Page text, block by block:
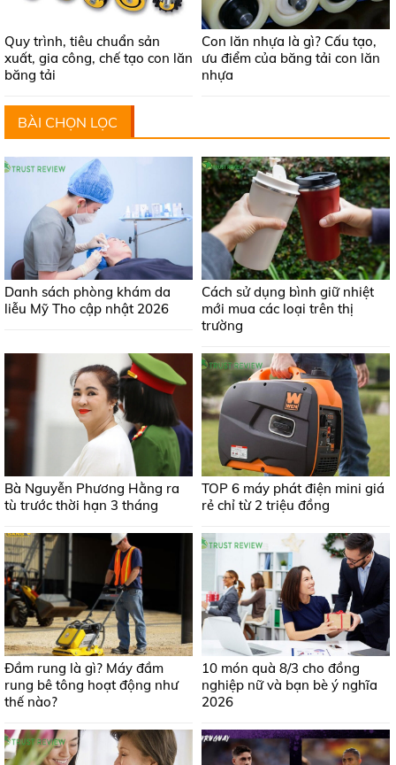
Quy trình, tiêu chuẩn sản
xuất, gia công, chế tạo con lăn
băng tải
Con lăn nhựa là gì? Cấu tạo,
ưu điểm của băng tải con lăn
nhựa
BÀI CHỌN LỌC
Danh sách phòng khám da
liễu Mỹ Tho cập nhật 2026
Cách sử dụng bình giữ nhiệt
mới mua các loại trên thị
trường
Bà Nguyễn Phương Hằng ra
tù trước thời hạn 3 tháng
TOP 6 máy phát điện mini giá
rẻ chỉ từ 2 triệu đồng
Đầm rung là gì? Máy đầm
rung bê tông hoạt động như
thế nào?
10 món quà 8/3 cho đồng
nghiệp nữ và bạn bè ý nghĩa
2026